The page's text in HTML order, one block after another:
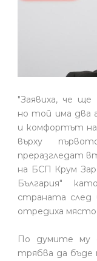
"Заявиха, че ще
но той има два
и комфортът на
върху
преразгледат
на БСП Крум
България"
страната след
отредиха
По думите му
трябва да бъде